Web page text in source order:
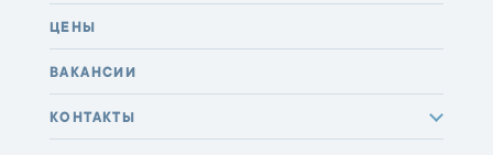
ЦЕНЫ
ВАКАНСИИ
КОНТАКТЫ